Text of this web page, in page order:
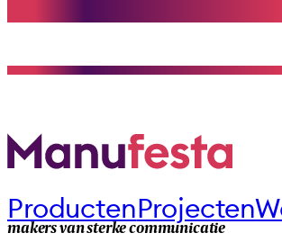
makers van sterke communicatie
ProductenProjecten